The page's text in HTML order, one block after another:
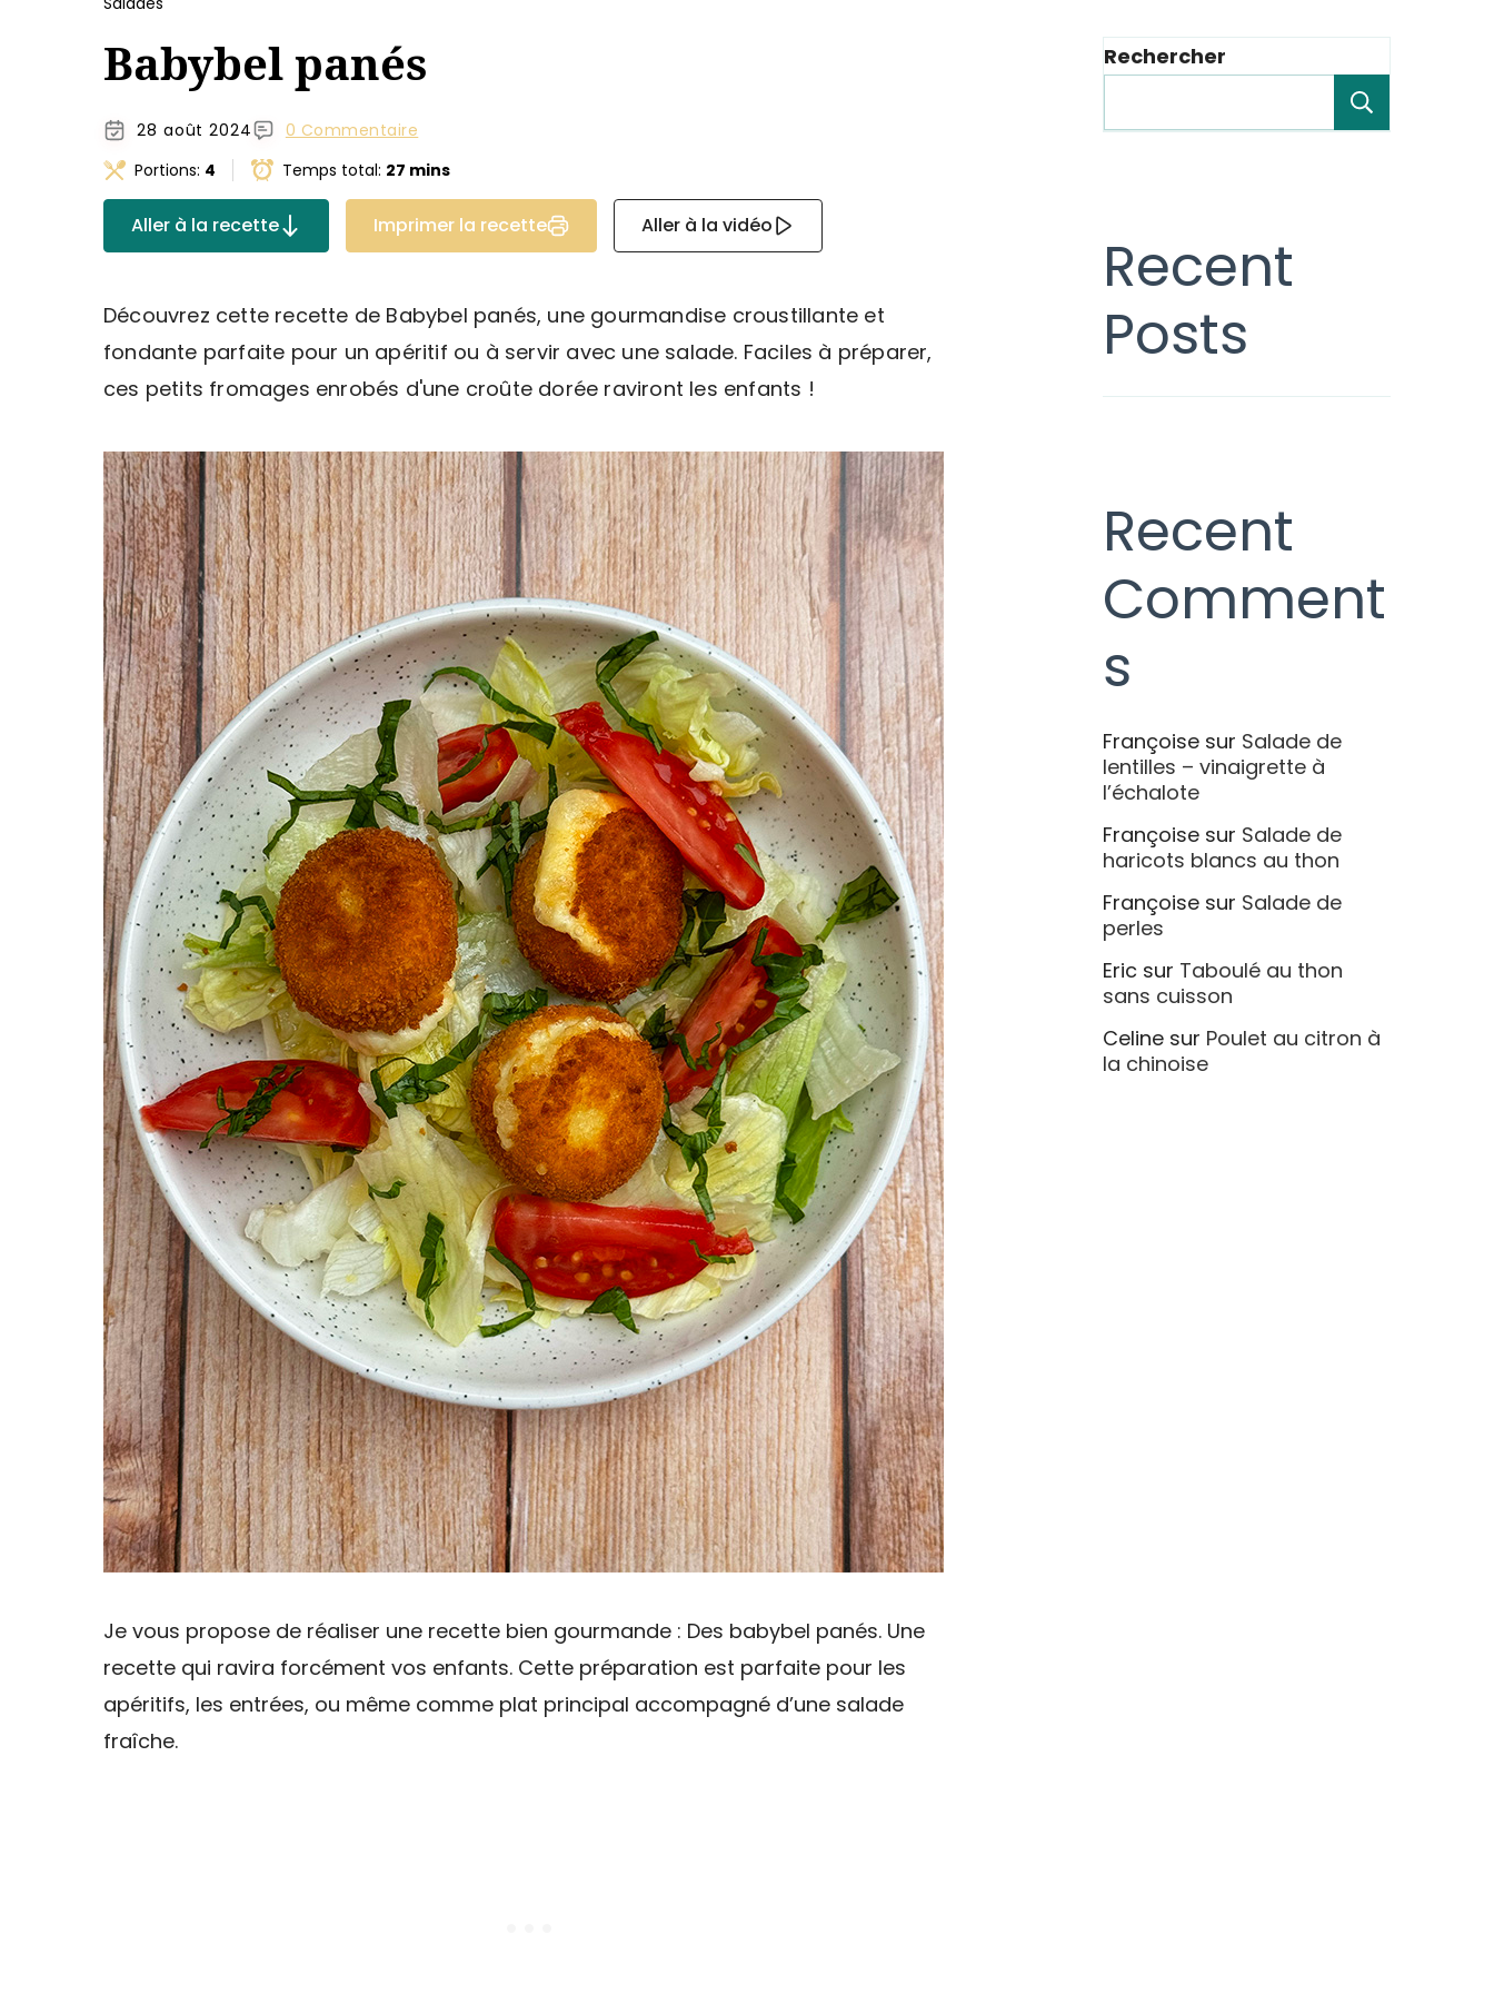
Babybel panés
28 août 2024
0 Commentaire
Portions: 4 Temps total: 27 mins
Aller à la recette Imprimer la recette Aller à la vidéo
Découvrez cette recette de Babybel panés, une gourmandise croustillante et
fondante parfaite pour un apéritif ou à servir avec une salade. Faciles à préparer,
ces petits fromages enrobés d'une croûte dorée raviront les enfants !
Je vous propose de réaliser une recette bien gourmande : Des babybel panés. Une
recette qui ravira forcément vos enfants. Cette préparation est parfaite pour les
apéritifs, les entrées, ou même comme plat principal accompagné d’une salade
fraîche.
Rechercher
Recent
Posts
Recent
Comment
s
Françoisesur Salade de
lentilles – vinaigrette à
l’échalote
Françoisesur Salade de
haricots blancs au thon
Françoisesur Salade de
perles
Eric sur Taboulé au thon
sans cuisson
Celinesur Poulet au citron à
la chinoise